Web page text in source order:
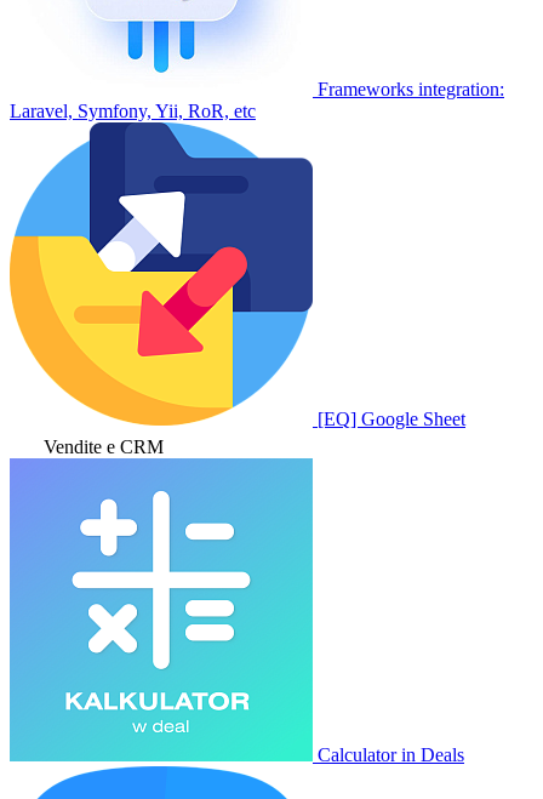
Frameworks integration:
Laravel, Symfony, Yii, RoR, etc
[EQ] Google Sheet
Vendite e CRM
Calculator in Deals